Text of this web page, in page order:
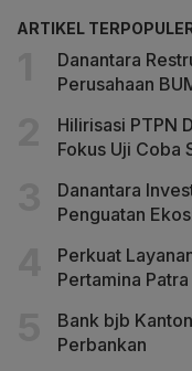
ARTIKEL
Danantara
Perusahaan
Hilirisasi PTPN
Fokus Uji Coba
Danantara
Penguatan
Perkuat
Pertamina
Bank bjb
Perbankan